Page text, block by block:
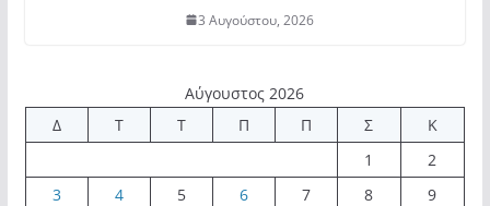
3 Αυγούστου, 2026
Αύγουστος 2026
Δ
Τ Τ Π Π Σ
Κ
1
2
3
4 5 6 7 8
9